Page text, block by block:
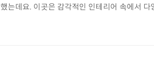
는데요. 이곳은 감각적인 인테리어 속에서 다
곳곳에 붕어빵과 향긋한 베이커리가 함께 어